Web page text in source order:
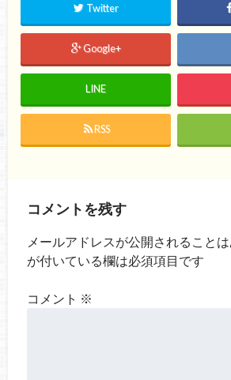
Twitter
Google+
LINE
RSS
コメントを残す
メールアドレスが公開されることは
が付いている欄は必須項目です
コメント ※